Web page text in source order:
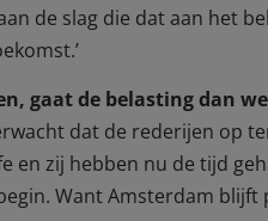
de slag die dat aan het
gaat de belasting dan
dat de rederijen op
en zij hebben nu de tijd
Want Amsterdam blijft